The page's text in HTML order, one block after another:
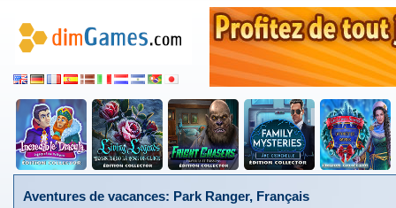
Aventures de vacances: Park Ranger, Français